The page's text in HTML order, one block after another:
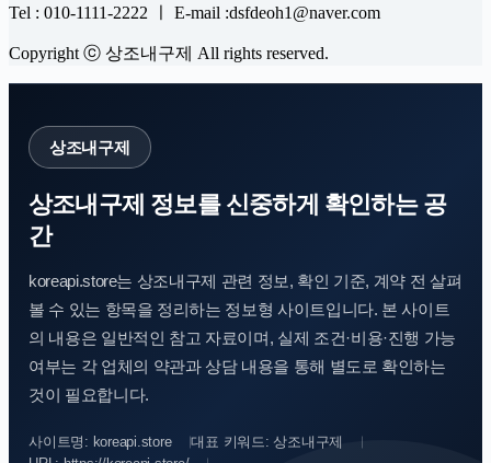
Tel : 010-1111-2222 ㅣ E-mail :dsfdeoh1@naver.com
Copyright ⓒ 상조내구제 All rights reserved.
상조내구제
상조내구제 정보를 신중하게 확인하는 공
간
koreapi.store는 상조내구제 관련 정보, 확인 기준, 계약 전 살펴
볼 수 있는 항목을 정리하는 정보형 사이트입니다. 본 사이트
의 내용은 일반적인 참고 자료이며, 실제 조건·비용·진행 가능
여부는 각 업체의 약관과 상담 내용을 통해 별도로 확인하는
것이 필요합니다.
사이트명: koreapi.store
대표 키워드: 상조내구제